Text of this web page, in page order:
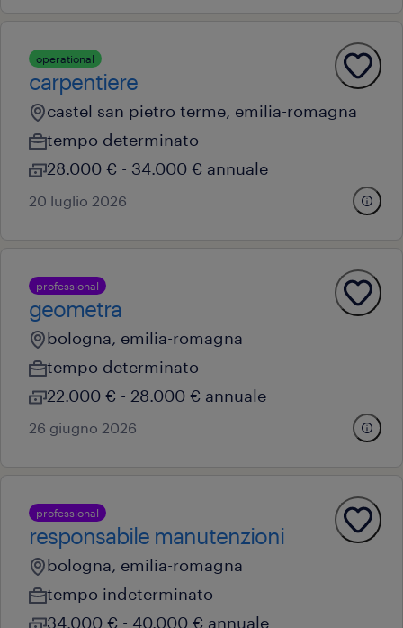
operational
carpentiere
castel san pietro terme, emilia-romagna
tempo determinato
28.000 € - 34.000 € annuale
20 luglio 2026
professional
geometra
bologna, emilia-romagna
tempo determinato
22.000 € - 28.000 € annuale
26 giugno 2026
professional
responsabile manutenzioni
bologna, emilia-romagna
tempo indeterminato
34.000 € - 40.000 € annuale